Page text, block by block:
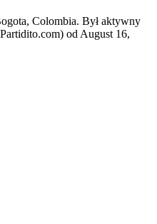
Colombia. Był aktywny
od August 16,